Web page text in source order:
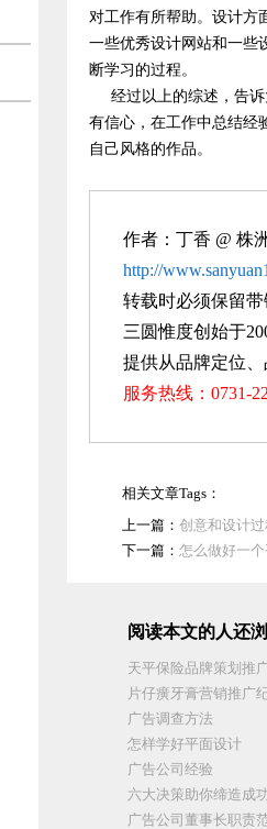
对工作有所帮助。设计方
一些优秀设计网站和一些
断学习的过程。
经过以上的综述，告诉
有信心，在工作中总结经
自己风格的作品。
作者：丁香 @ 株
http://
转载时必须保留
三圆惟度创始于
提供从品牌定位
服务热线：0731-
相关文章Tags：
上一篇： 创意和设计
下一篇： 怎么做好一
阅读本文的人还
天平保险品牌策划推
片仔癀牙膏营销推广
广告调查方法
怎样学好平面设计
广告公司经验
六大决策助你缔造成
广告公司董事长职责